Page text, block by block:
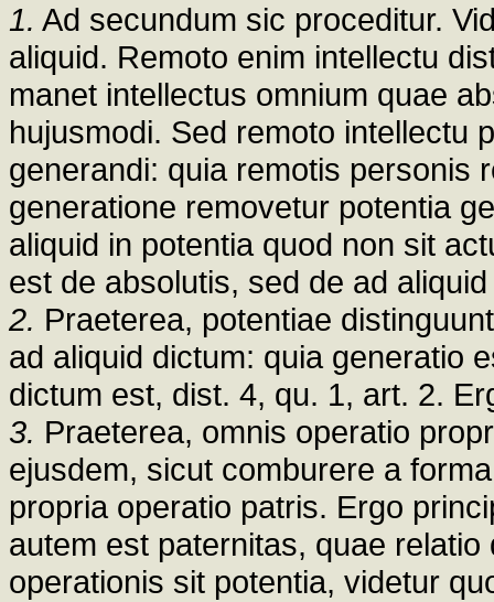
1. Ad secundum sic proceditur.
aliquid. Remoto enim intellectu
manet intellectus omnium quae
hujusmodi. Sed remoto intellectu
generandi: quia remotis personis
generatione removetur potentia
aliquid in potentia quod non sit
est de absolutis, sed de ad
2. Praeterea, potentiae
ad aliquid dictum: quia generatio
dictum est, dist. 4, qu. 1, art. 2.
3. Praeterea, omnis operatio
ejusdem, sicut comburere a
propria operatio patris. Ergo
autem est paternitas, quae
operationis sit potentia, videtur